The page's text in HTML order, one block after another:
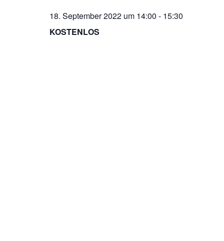
18. September 2022 um 14:00 - 15:30
KOSTENLOS